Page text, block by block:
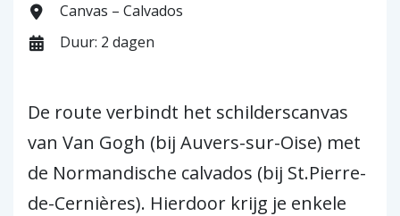
Canvas – Calvados
Duur: 2 dagen
De route verbindt het schilderscanvas
van Van Gogh (bij Auvers-sur-Oise) met
de Normandische calvados (bij St.Pierre-
de-Cernières). Hierdoor krijg je enkele